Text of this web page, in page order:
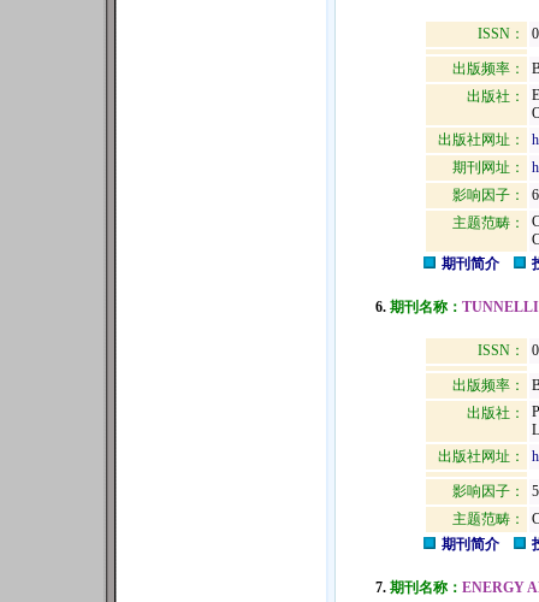
ISSN：
出版频率：
出版社：
出版社网址：
期刊网址：
影响因子：
主题范畴：
期刊简介
6. 期刊名称：
ISSN：
出版频率：
出版社：
出版社网址：
影响因子：
主题范畴：
期刊简介
7. 期刊名称： ENERGY